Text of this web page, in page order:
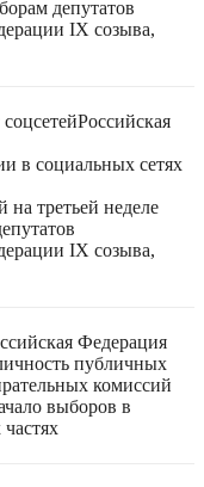
депутатов
IX созыва,
Российская
в социальных сетях
на третьей неделе
IX созыва,
Федерация
публичных
комиссий
выборов в